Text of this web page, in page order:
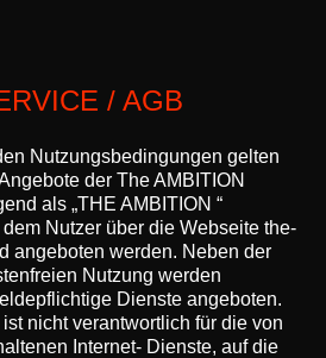
/ AGB
Nutzungsbedingungen gelten
der The AMBITION
als „THE AMBITION “
Nutzer über die Webseite the-
angeboten werden. Neben der
Nutzung werden
Dienste angeboten.
nicht verantwortlich für die von
Internet- Dienste, auf die